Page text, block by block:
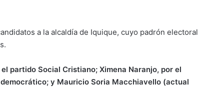
a la alcaldía de Iquique, cuyo padrón electoral
partido Social Cristiano; Ximena Naranjo, por el
y Mauricio Soria Macchiavello (actual